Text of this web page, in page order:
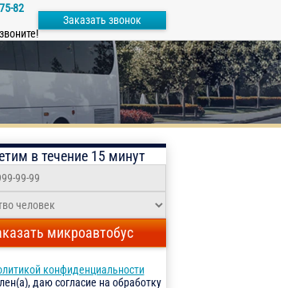
82
Заказать звонок
в течение 15 минут
микроавтобус
конфиденциальности
даю согласие на обработку